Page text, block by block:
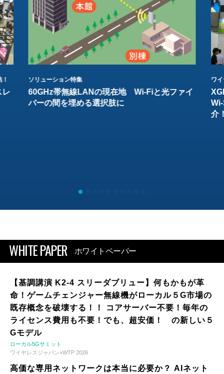
レ
ソリューション特集
60GHz帯無線LANの現在地 Wi-Fiと光ファイ
バーの間を埋める選択肢に
ワ
介
WHITE PAPER ホワイトペーパー
【基調講演 K2-4 スリーダブリュー】何もかもが革
命！ゲームチェンジャー無線機がローカル５G市場の
既存概念を破壊する！！ コアサーバー不要！毎年の
ライセンス費用も不要！でも、超安価！ の新しい５
Gモデル
ローカル5Gサミット
ワイヤレスジャパン×WTP 2026
高価な専用ネットワークは本当に必要か？ AIネット